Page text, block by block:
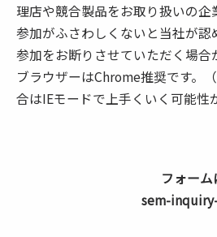
理店や競合製品をお取り扱いの企
参加がふさわしくないと当社が認
参加をお断りさせていただく場合
ブラウザーはChrome推奨です。
合はIEモードで上手くいく可能性
フォー
sem-